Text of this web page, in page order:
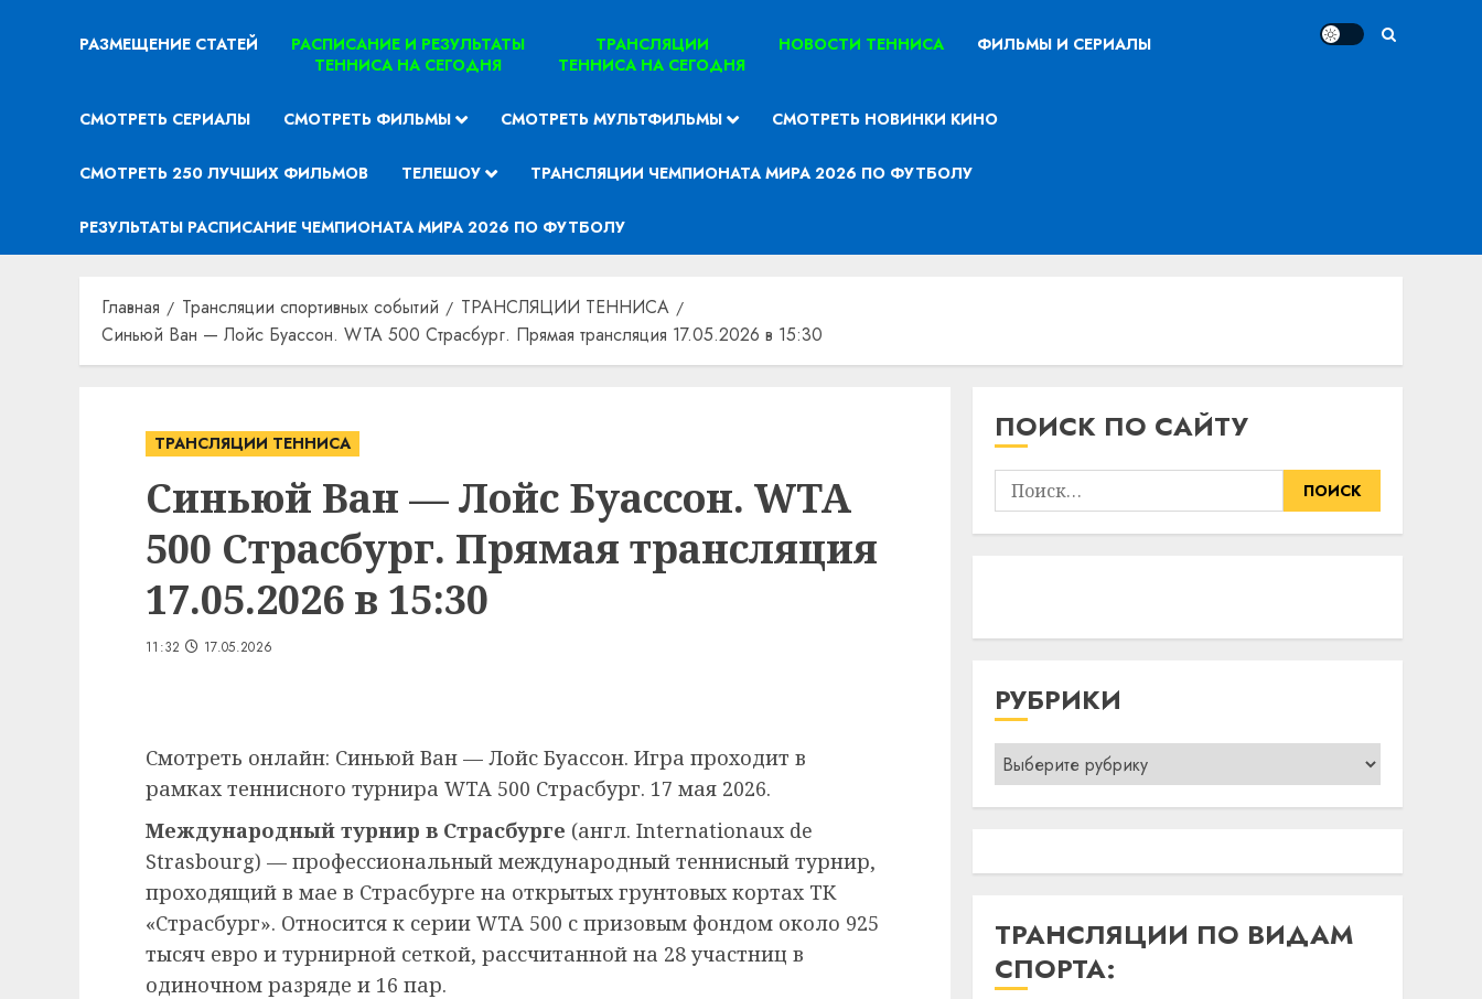
РАЗМЕЩЕНИЕ СТАТЕЙ
РАСПИСАНИЕ И РЕЗУЛЬТАТЫ
ТЕННИСА НА СЕГОДНЯ
ТРАНСЛЯЦИИ
ТЕННИСА НА СЕГОДНЯ
НОВОСТИ ТЕННИСА ФИЛЬМЫ И СЕРИАЛЫ
СМОТРЕТЬ СЕРИАЛЫ СМОТРЕТЬ ФИЛЬМЫ СМОТРЕТЬ МУЛЬТФИЛЬМЫ СМОТРЕТЬ НОВИНКИ КИНО
СМОТРЕТЬ 250 ЛУЧШИХ ФИЛЬМОВ ТЕЛЕШОУ ТРАНСЛЯЦИИ ЧЕМПИОНАТА МИРА 2026 ПО ФУТБОЛУ
РЕЗУЛЬТАТЫ РАСПИСАНИЕ ЧЕМПИОНАТА МИРА 2026 ПО ФУТБОЛУ
Главная Трансляции спортивных событий
ТРАНСЛЯЦИИ ТЕННИСА
Синьюй Ван — Лойс Буассон. WTA 500 Страсбург. Прямая трансляция 17.05.2026 в 15:30
ТРАНСЛЯЦИИ ТЕННИСА
Синьюй Ван — Лойс Буассон. WTA
500 Страсбург. Прямая трансляция
17.05.2026 в 15:30
11:32 17.05.2026
Смотреть онлайн: Синьюй Ван — Лойс Буассон. Игра проходит в
рамках теннисного турнира WTA 500 Страсбург. 17 мая 2026.
Международный турнир в Страсбурге (англ. Internationaux de
Strasbourg) — профессиональный международный теннисный турнир,
проходящий в мае в Страсбурге на открытых грунтовых кортах ТК
«Страсбург». Относится к серии WTA 500 с призовым фондом около 925
тысяч евро и турнирной сеткой, рассчитанной на 28 участниц в
одиночном разряде и 16 пар.
ПОИСК ПО САЙТУ
Найти:
РУБРИКИ
Рубрики
ТРАНСЛЯЦИИ ПО ВИДАМ
СПОРТА: